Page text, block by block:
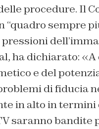
procedure. Il
“quadro sempre
ha dichiarato:
e del
di fiducia
in alto in
saranno bandite